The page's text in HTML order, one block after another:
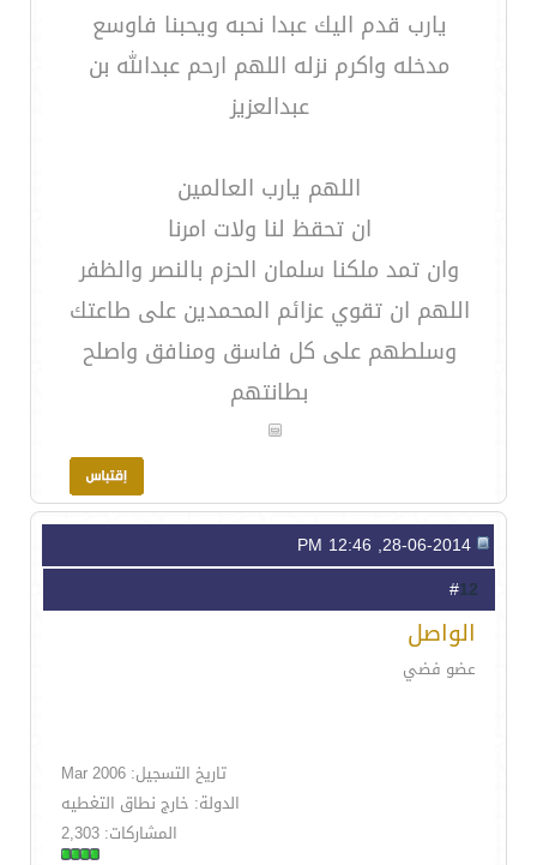
يارب قدم اليك عبدا نحبه ويحبنا فاوسع
مدخله واكرم نزله اللهم ارحم عبدالله بن
عبدالعزيز
اللهم يارب العالمين
ان تحقظ لنا ولات امرنا
وان تمد ملكنا سلمان الحزم بالنصر والظفر
اللهم ان تقوي عزائم المحمدين على طاعتك
وسلطهم على كل فاسق ومنافق واصلح
بطانتهم
12
الواصل
عضو فضي
تاريخ التسجيل: Mar 2006
الدولة: خارج نطاق التغطيه
المشاركات: 2,303